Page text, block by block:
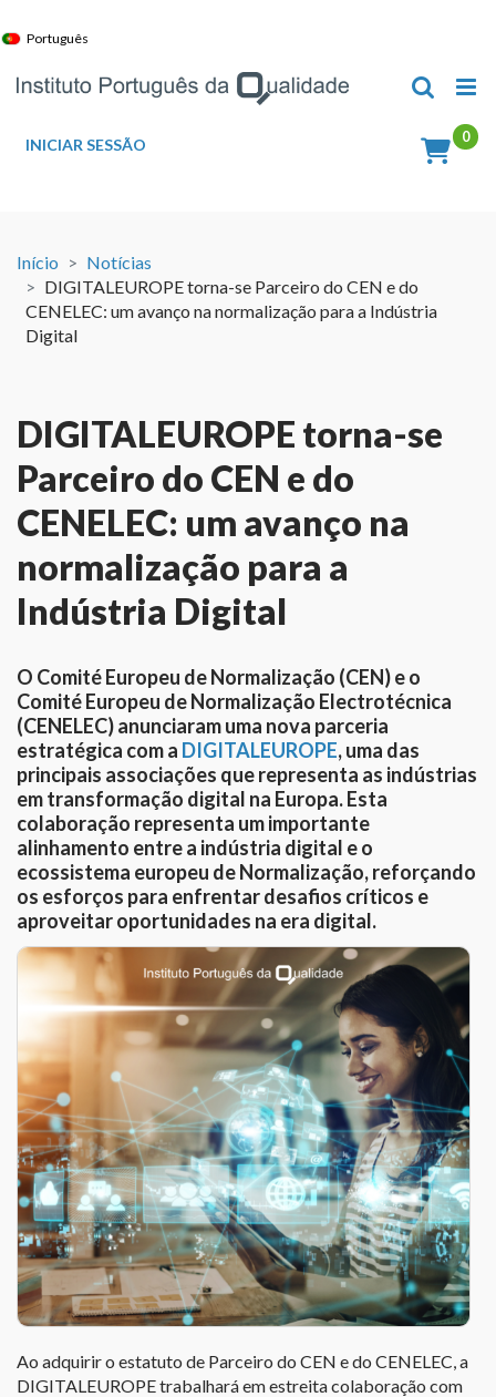
to
Português
INICIAR SESSÃO
Início
Notícias
DIGITALEUROPE torna-se Parceiro do CEN e do
CENELEC: um avanço na normalização para a Indústria
Digital
DIGITALEUROPE torna-se
Parceiro do CEN e do
CENELEC: um avanço na
normalização para a
Indústria Digital
O Comité Europeu de Normalização (CEN) e o
Comité Europeu de Normalização Electrotécnica
(CENELEC) anunciaram uma nova parceria
estratégica com a DIGITALEUROPE, uma das
principais associações que representa as indústrias
em transformação digital na Europa. Esta
colaboração representa um importante
alinhamento entre a indústria digital e o
ecossistema europeu de Normalização, reforçando
os esforços para enfrentar desafios críticos e
aproveitar oportunidades na era digital.
Ao adquirir o estatuto de Parceiro do CEN e do CENELEC, a
DIGITALEUROPE trabalhará em estreita colaboração com